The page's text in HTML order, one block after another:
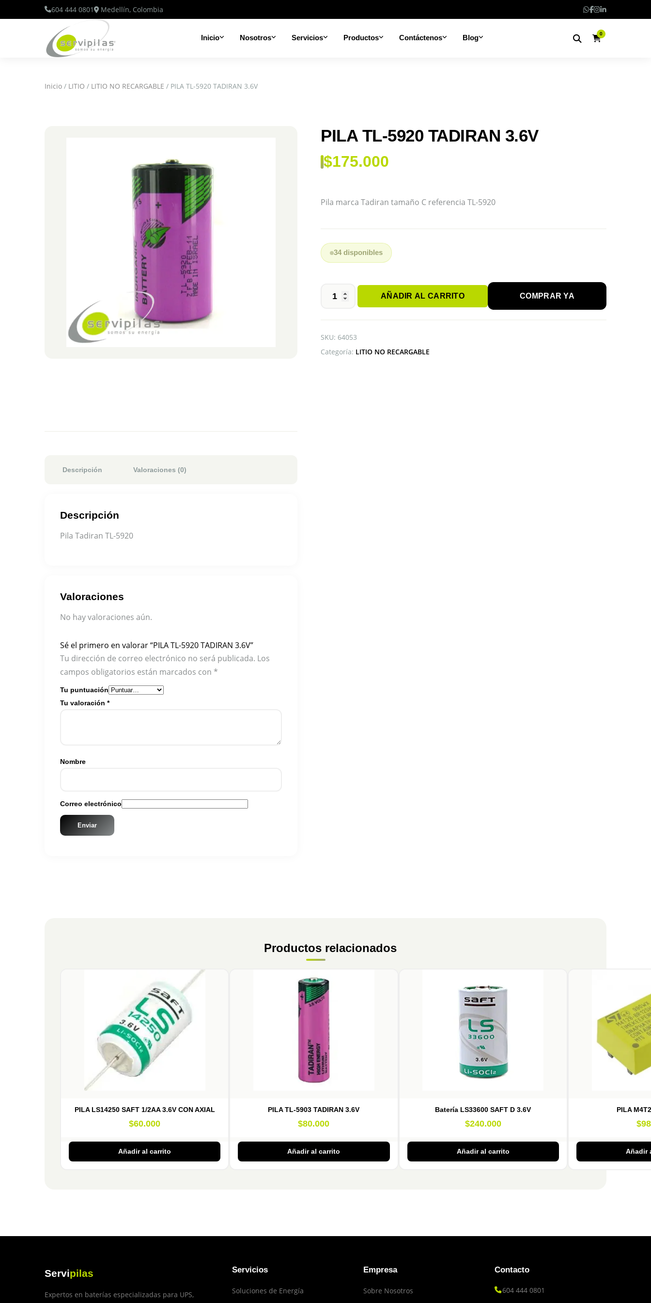
604 444 0801 Medellín, Colombia
Inicio Nosotros Servicios Productos Contáctenos Blog 0
Inicio / LITIO / LITIO NO RECARGABLE / PILA TL-5920 TADIRAN 3.6V
PILA TL-5920 TADIRAN 3.6V
$175.000
Pila marca Tadiran tamaño C referencia TL-5920
34 disponibles
PILA
3.6V
cantidad
AÑADIR AL CARRITO COMPRAR YA
SKU: 64053
Categoría: LITIO NO RECARGABLE
Descripción Valoraciones (0)
Descripción
Pila Tadiran TL-5920
Valoraciones
No hay valoraciones aún.
Sé el primero en valorar “PILA TL-5920 TADIRAN 3.6V”
Tu dirección de correo electrónico no será publicada. Los
campos obligatorios están marcados con *
Tu puntuación
Tu valoración *
Nombre
Correo electrónico
Productos relacionados
PILA LS14250 SAFT 1/2AA 3.6V CON AXIAL
$60.000
Añadir al carrito
PILA TL-5903 TADIRAN 3.6V
$80.000
Añadir al carrito
Batería LS33600 SAFT D 3.6V
$240.000
Añadir al carrito
PILA
$
Añadir
Servipilas
Expertos en baterías especializadas para UPS,
Servicios
Soluciones de Energía
Empresa
Sobre Nosotros
Contacto
604 444 0801